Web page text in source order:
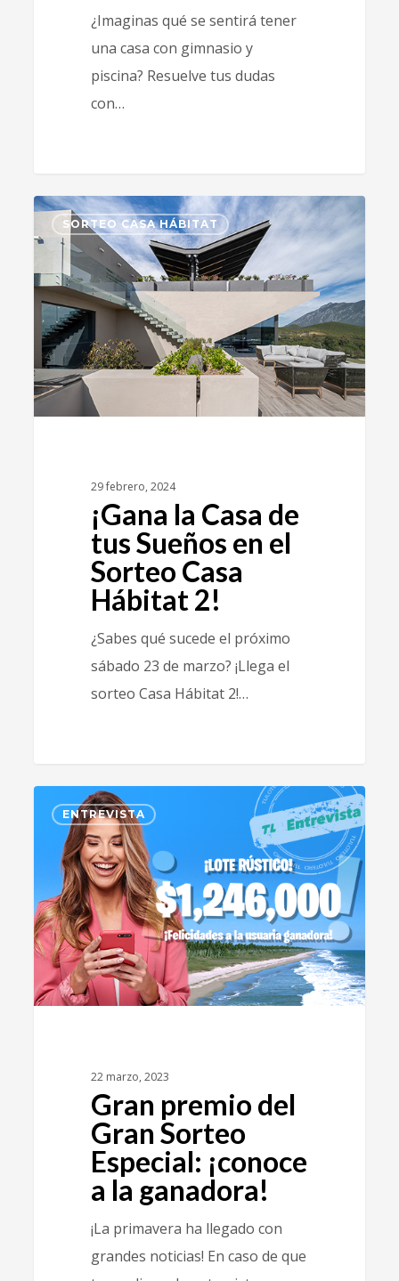
¿Imaginas qué se sentirá tener
una casa con gimnasio y
piscina? Resuelve tus dudas
con…
SORTEO CASA HÁBITAT
29 febrero, 2024
¡Gana la Casa de
tus Sueños en el
Sorteo Casa
Hábitat 2!
¿Sabes qué sucede el próximo
sábado 23 de marzo? ¡Llega el
sorteo Casa Hábitat 2!…
0
ENTREVISTA
22 marzo, 2023
Gran premio del
Gran Sorteo
Especial: ¡conoce
a la ganadora!
¡La primavera ha llegado con
grandes noticias! En caso de que